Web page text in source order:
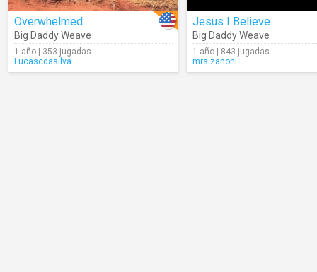
Overwhelmed
Big Daddy Weave
1 año | 353 jugadas
Lucascdasilva
Jesus I Believe
Big Daddy Weave
1 año | 843 jugadas
mrs.zanoni